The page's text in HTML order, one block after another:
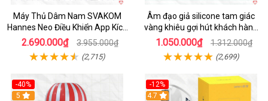
Máy Thủ Dâm Nam SVAKOM
Hannes Neo Điều Khiển App Kích
Thích
2.690.000₫ 3.955.000₫
(2,715)
Âm đạo giả silicone tam giác
vàng khiêu gợi hút khách hàng
nam
1.050.000₫ 1.312.000₫
(2,699)
-40%
Hot
5
-12%
Hot
4.7